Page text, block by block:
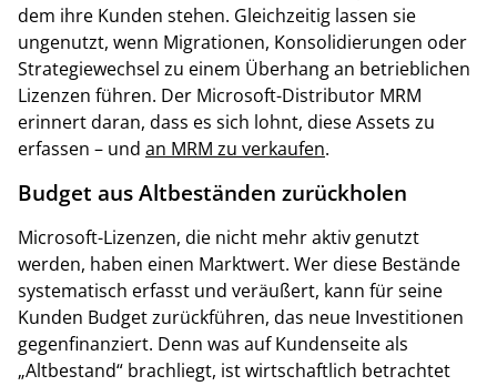
dem ihre Kunden stehen. Gleichzeitig lassen sie
ungenutzt, wenn Migrationen, Konsolidierungen oder
Strategiewechsel zu einem Überhang an betrieblichen
Lizenzen führen. Der Microsoft-Distributor MRM
erinnert daran, dass es sich lohnt, diese Assets zu
erfassen – und an MRM zu verkaufen.
Budget aus Altbeständen zurückholen
Microsoft-Lizenzen, die nicht mehr aktiv genutzt
werden, haben einen Marktwert. Wer diese Bestände
systematisch erfasst und veräußert, kann für seine
Kunden Budget zurückführen, das neue Investitionen
gegenfinanziert. Denn was auf Kundenseite als
„Altbestand“ brachliegt, ist wirtschaftlich betrachtet